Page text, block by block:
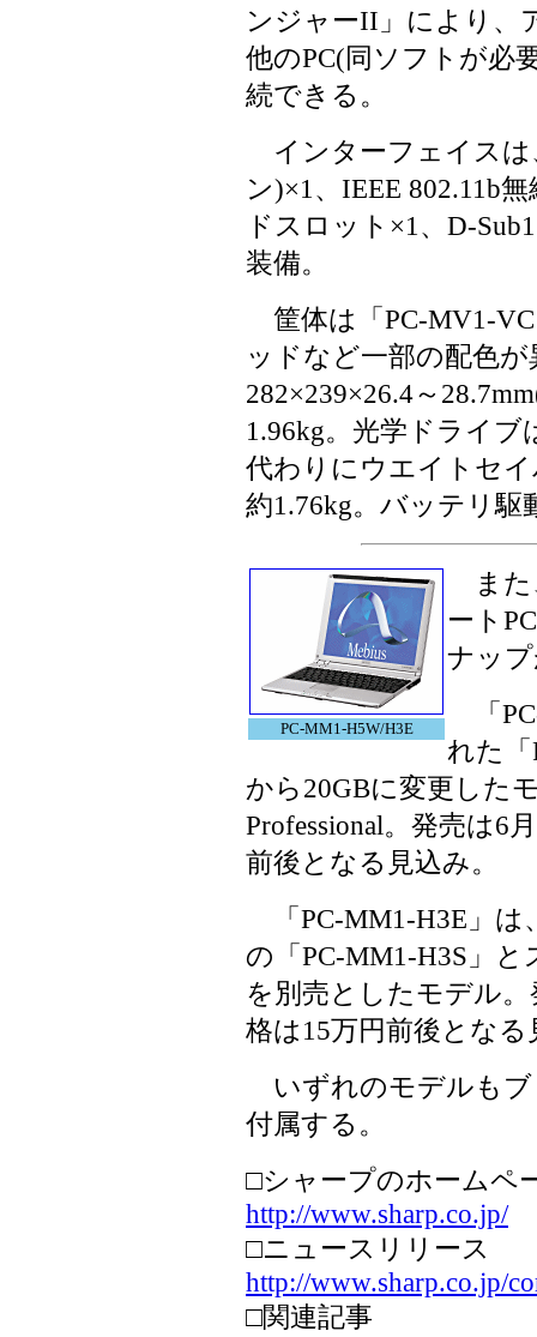
ンジャーII」により、
他のPC(同ソフトが必
続できる。
インターフェイスは
ン)×1、IEEE 802.11b
ドスロット×1、D-
装備。
筐体は「PC-MV1-
ッドなど一部の配色
282×239×26.4～
1.96kg。光学ドライ
代わりにウエイトセ
約1.76kg。バッテリ駆
PC-MM1-H5W/H3E
また
ート
ナッ
「
れた「
から20GBに変更した
Professional。発売は6
前後となる見込み。
「PC-MM1-H3E」は
の「PC-MM1-H3S」
を別売としたモデル
格は15万円前後となる
いずれのモデルもブ
付属する。
□シャープのホームペ
http://www.sharp.co.jp/
□ニュースリリース
http://www.sharp.co.jp/
□関連記事